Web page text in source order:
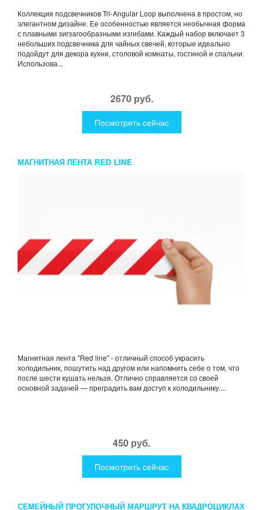
Коллекция подсвечников Tri-Angular Loop выполнена в простом, но
элегантном дизайне. Ее особенностью является необычная форма
с плавными зигзагообразными изгибами. Каждый набор включает 3
небольших подсвечника для чайных свечей, которые идеально
подойдут для декора кухни, столовой комнаты, гостиной и спальни.
Использова...
2670 руб.
Посмотреть сейчас
МАГНИТНАЯ ЛЕНТА RED LINE
Магнитная лента "Red line" - отличный способ украсить
холодильник, пошутить над другом или напомнить себе о том, что
после шести кушать нельзя. Отлично справляется со своей
основной задачей — преградить вам доступ к холодильнику....
450 руб.
Посмотреть сейчас
СЕМЕЙНЫЙ ПРОГУЛОЧНЫЙ МАРШРУТ НА КВАДРОЦИКЛАХ